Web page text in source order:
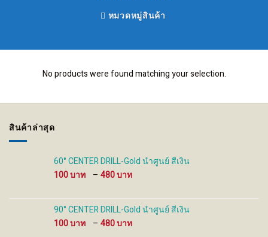
หมวดหมู่สินค้า
No products were found matching your selection.
สินค้าล่าสุด
60° CENTER DRILL-Gold นำศูนย์ สีเงิน
100
– 480
100 ฿
through
480 ฿
90° CENTER DRILL-Gold นำศูนย์ สีเงิน
100
– 480